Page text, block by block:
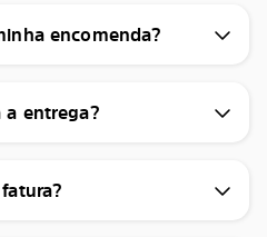
encomenda?
entrega?